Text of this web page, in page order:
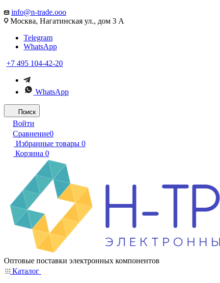
info@n-trade.ooo
Москва, Нагатинская ул., дом 3 А
Telegram
WhatsApp
+7 495 104-42-20
WhatsApp
Поиск
Войти
Сравнение0
Избранные товары 0
Корзина 0
Оптовые поставки электронных компонентов
Каталог